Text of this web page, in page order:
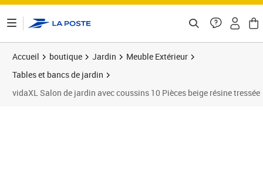
Accueil boutique Jardin
Meuble Extérieur
Tables et bancs de jardin
vidaXL Salon de jardin avec coussins 10 Pièces beige résine tressée